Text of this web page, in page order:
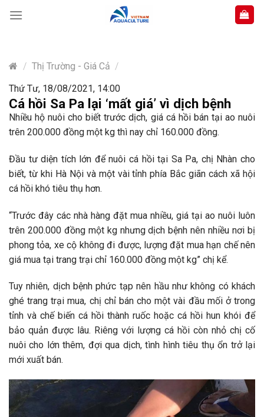
content
/ Thị Trường - Giá Cả /
Thứ Tư, 18/08/2021, 14:00
Cá hồi Sa Pa lại ‘mất giá’ vì dịch bệnh
Nhiều hộ nuôi cho biết trước dịch, giá cá hồi bán tại ao nuôi
trên 200.000 đồng một kg thì nay chỉ 160.000 đồng.
Đầu tư diện tích lớn để nuôi cá hồi tại Sa Pa, chị Nhàn cho
biết, từ khi Hà Nội và một vài tỉnh phía Bắc giãn cách xã hội
cá hồi khó tiêu thụ hơn.
“Trước đây các nhà hàng đặt mua nhiều, giá tại ao nuôi luôn
trên 200.000 đồng một kg nhưng dịch bệnh nên nhiều nơi bị
phong tỏa, xe cộ không đi được, lượng đặt mua hạn chế nên
giá mua tại trang trại chỉ 160.000 đồng một kg” chị kể.
Tuy nhiên, dịch bệnh phức tạp nên hầu như không có khách
ghé trang trại mua, chị chỉ bán cho một vài đầu mối ở trong
tỉnh và chế biến cá hồi thành ruốc hoặc cá hồi hun khói để
bảo quản được lâu. Riêng với lượng cá hồi còn nhỏ chị cố
nuôi cho lớn thêm, đợi qua dịch, tình hình tiêu thụ ổn trở lại
mới xuất bán.